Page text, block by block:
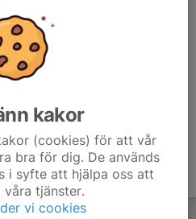
kakor
(cookies) för att vår
bra för dig. De används
i syfte att hjälpa oss att
tjänster.
vi cookies